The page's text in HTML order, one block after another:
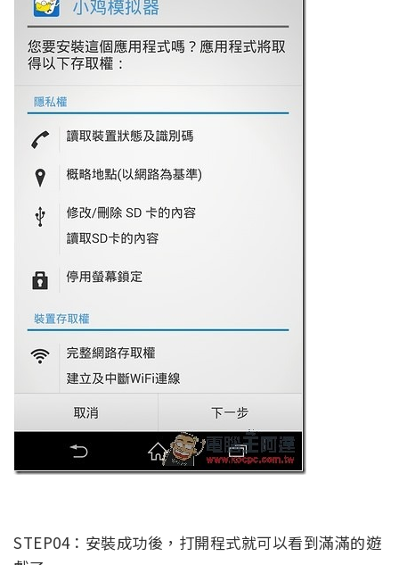
STEP04：安裝成功後，打開程式就可以看到滿滿的遊